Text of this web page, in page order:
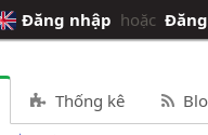
Đăng nhập hoặc
Thống kê